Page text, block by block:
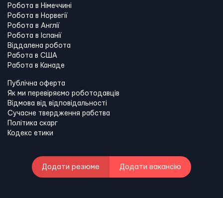
Робота в Німеччині
Робота в Норвегії
Робота в Англії
Робота в Іспанії
Віддалена робота
Работа в США
Работа в Канадe
Публічна оферта
Як ми перевіряємо роботодавців
Відмова від відповідальності
Сучасне твердження рабства
Політика скарг
Кодекс етики
Додати резюме Додати вакансію